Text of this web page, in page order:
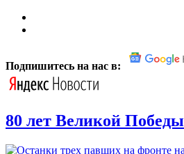
Подпишитесь на нас в:
80 лет Великой Победы